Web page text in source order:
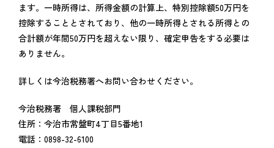
ます。一時所得は、所得金額の計算上、特別控除額50万円を
控除することとされており、他の一時所得とされる所得との
合計額が年間50万円を超えない限り、確定申告をする必要は
ありません。
詳しくは今治税務署へお問い合わせください。
今治税務署 個人課税部門
住所：今治市常盤町4丁目5番地1
電話：0898-32-6100